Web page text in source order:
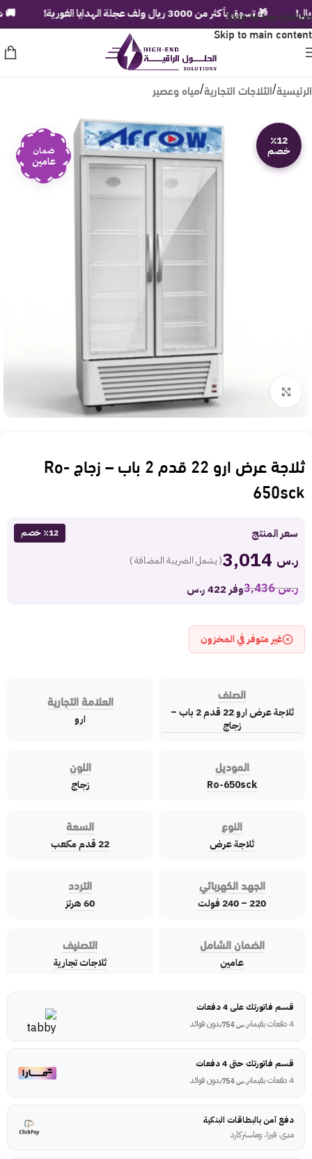
Skip to navigation
Skip to main content
الرئيسية/الثلاجات التجارية/مياه وعصير
٪12
خصم ضمان
عامين
Click to enlarge
ثلاجة عرض ارو 22 قدم 2 باب – زجاج Ro-
650sck
سعر المنتج ٪12 خصم
ر.س ( يشمل الضريبة المضافة )
ر.س3,436 وفر 422 ر.س
غير متوفر في المخزون
الصنف
ثلاجة عرض ارو 22 قدم 2 باب –
زجاج
العلامة التجارية
ارو
الموديل
Ro-650sck
اللون
زجاج
النوع
ثلاجة عرض
السعة
22 قدم مكعب
الجهد الكهربائي
220 – 240 فولت
التردد
60 هرتز
الضمان الشامل
عامين
التصنيف
ثلاجات تجارية
قسم فاتورتك على 4 دفعات
4 دفعات بقيمة
ر.س754 بدون فوائد
قسم فاتورتك حتى 4 دفعات
4 دفعات بقيمة
ر.س754 بدون فوائد
دفع آمن بالبطاقات البنكية
مدى، فيزا، وماستركارد
🎁 تسوق بأكثر من 3000 ريال ولف عجلة الهدايا الفورية! 🚚